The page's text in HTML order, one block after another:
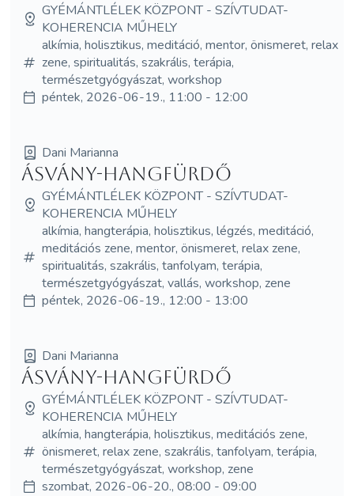
GYÉMÁNTLÉLEK KÖZPONT - SZÍVTUDAT-
KOHERENCIA MŰHELY
alkímia, holisztikus, meditáció, mentor, önismeret, relax
zene, spiritualitás, szakrális, terápia,
természetgyógyászat, workshop
péntek, 2026-06-19., 11:00 - 12:00
Dani Marianna
Ásvány-hangfürdő
GYÉMÁNTLÉLEK KÖZPONT - SZÍVTUDAT-
KOHERENCIA MŰHELY
alkímia, hangterápia, holisztikus, légzés, meditáció,
meditációs zene, mentor, önismeret, relax zene,
spiritualitás, szakrális, tanfolyam, terápia,
természetgyógyászat, vallás, workshop, zene
péntek, 2026-06-19., 12:00 - 13:00
Dani Marianna
Ásvány-hangfürdő
GYÉMÁNTLÉLEK KÖZPONT - SZÍVTUDAT-
KOHERENCIA MŰHELY
alkímia, hangterápia, holisztikus, meditációs zene,
önismeret, relax zene, szakrális, tanfolyam, terápia,
természetgyógyászat, workshop, zene
szombat, 2026-06-20., 08:00 - 09:00